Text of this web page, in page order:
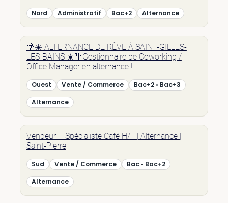
Nord Administratif Bac+2 Alternance
🌴☀️ ALTERNANCE DE RÊVE À SAINT-GILLES-
LES-BAINS ☀️🌴Gestionnaire de Coworking /
Office Manager en alternance !
Ouest Vente / Commerce
Bac+2 • Bac+3
Alternance
Vendeur – Spécialiste Café H/F | Alternance |
Saint-Pierre
Sud Vente / Commerce
Bac • Bac+2
Alternance